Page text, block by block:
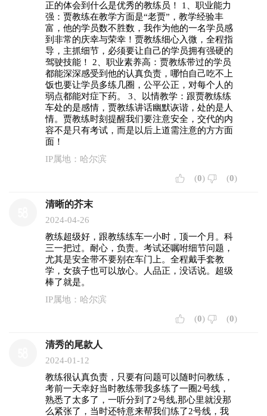
正的体会到什么是优秀的教练员！ 1、职业能力
强：贾教练在教学方面是“老贾”，教学经验丰
富，他的学员数不胜数，我作为他的一名学员感
到非常的庆幸与荣幸！贾教练细心入微，全程指
导，主抓细节，必须要让自己的学员拥有强硬的
驾驶技能！ 2、职业素养高：贾教练带过的学员
都能深深感受到他的认真负责，哪怕自己吃不上
饭也要让学员多练几圈，公平公正，对每个人的
弱点都能对症下药。 3、以情教学：跟贾教练练
车处的是感情，贾教练讲话幽默诙谐，处的是人
情。贾教练时刻提醒我们要注意安全，交代的内
容不是只有考试，而是以后上道需注意的方方面
面！
IP属地：哈尔滨
(0) (0)
清晰的芥末
2024-04-26
教练超级好，跟教练练车一小时，顶一个月。科
三一把过。耐心，负责。考试还嘱咐细节问题，
尤其是安全带不要别在车门上。全程戴手套教
学，女孩子也可以放心。人品正，没话说。超级
棒了就是。
IP属地：哈尔滨
(0) (0)
清秀的尾款人
2024-01-12
教练很认真负责，只要有问题可以随时问教练，
考前一天幸好当时教练带我多练了一圈2号线，
熟悉了太多了，一听分到了2号线,那心里就没那
么紧张了，当时还特意来帮我们练了2号线，我